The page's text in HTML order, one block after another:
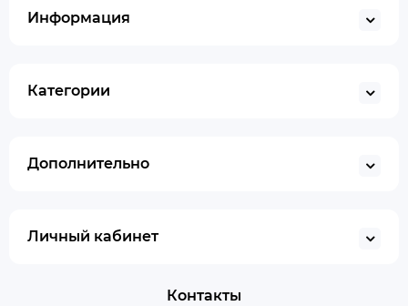
Информация
Категории
Дополнительно
Личный кабинет
Контакты